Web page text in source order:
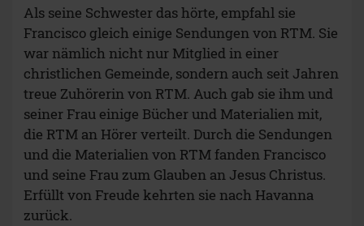
Als seine Schwester das hörte, empfahl sie
Francisco gleich einige Sendungen von RTM. Sie
war nämlich nicht nur Mitglied in einer
christlichen Gemeinde, sondern auch seit Jahren
treue Zuhörerin von RTM. Auch gab sie ihm und
seiner Frau einige Bücher und Materialien mit,
die RTM an Hörer verteilt. Durch die Sendungen
und die Materialien von RTM fanden Francisco
und seine Frau zum Glauben an Jesus Christus.
Erfüllt von Freude kehrten sie nach Havanna
zurück.